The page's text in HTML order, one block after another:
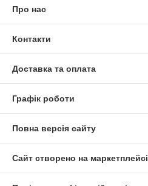
Про нас
Контакти
Доставка та оплата
Графік роботи
Повна версія сайту
Сайт створено на маркетплейсі